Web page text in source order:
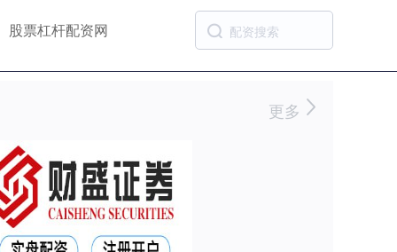
股票杠杆配资网
更多